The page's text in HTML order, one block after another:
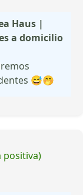
Haus |
a domicilio
😅🤭
positiva)